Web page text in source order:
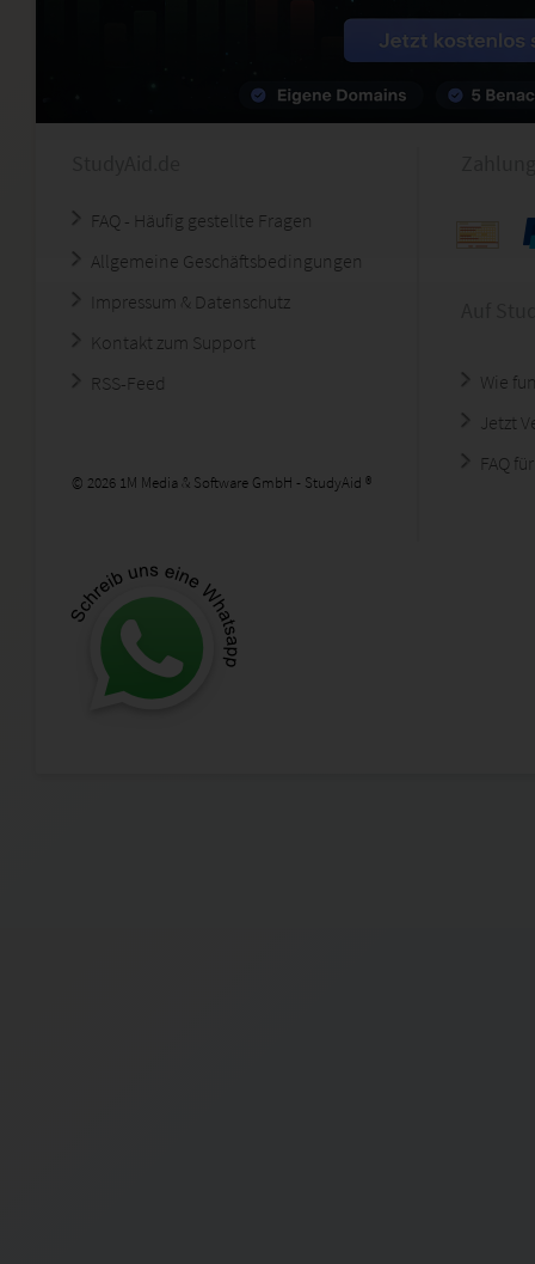
FAQ - Häufig gestellte Fragen
Allgemeine Geschäftsbedingungen
Impressum & Datenschutz
Kontakt zum Support
RSS-Feed
© 2026 1M Media & Software GmbH - StudyAid ®
Wie
Jetzt
FAQ